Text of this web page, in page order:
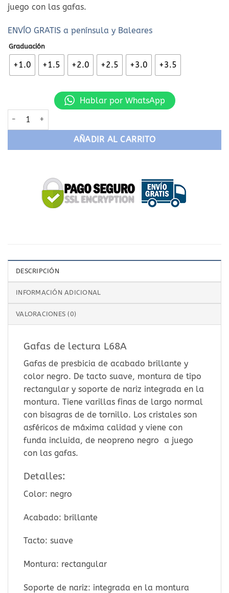
juego con las gafas.
ENVÍO GRATIS a península y Baleares
Graduación
+1.0 +1.5 +2.0 +2.5 +3.0 +3.5
Hablar por WhatsApp
Gafas de lectura L68A cantidad
AÑADIR AL CARRITO
DESCRIPCIÓN
INFORMACIÓN ADICIONAL
VALORACIONES (0)
Gafas de lectura L68A
Gafas de presbicia de acabado brillante y
color negro. De tacto suave, montura de tipo
rectangular y soporte de nariz integrada en la
montura. Tiene varillas finas de largo normal
con bisagras de de tornillo. Los cristales son
asféricos de máxima calidad y viene con
funda incluida, de neopreno negro a juego
con las gafas.
Detalles:
Color: negro
Acabado: brillante
Tacto: suave
Montura: rectangular
Soporte de nariz: integrada en la montura